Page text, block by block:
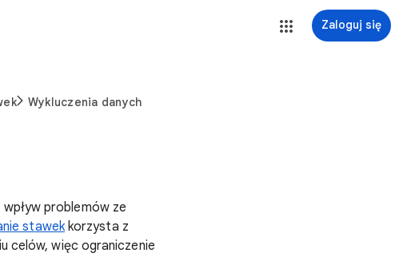
Zaloguj się
Wykluczenia danych
problemów ze
stawekkorzysta z
celów, więc ograniczenie